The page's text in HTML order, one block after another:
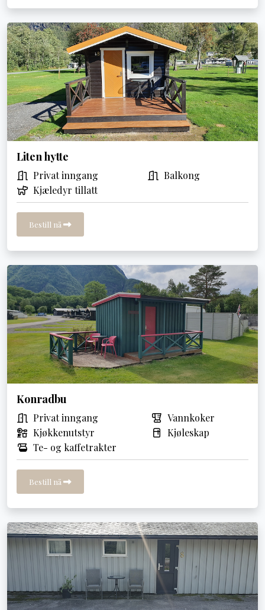
Liten hytte
Privat inngang
Balkong
Kjæledyr tillatt
Bestill nå
Konradbu
Privat inngang
Vannkoker
Kjøkkenutstyr
Kjøleskap
Te- og kaffetrakter
Bestill nå